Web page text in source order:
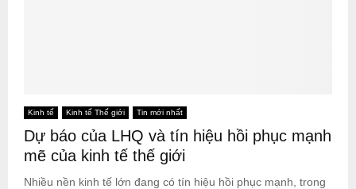
Kinh tế Kinh tế Thế giới Tin mới nhất
Dự báo của LHQ và tín hiệu hồi phục mạnh
mẽ của kinh tế thế giới
Nhiều nền kinh tế lớn đang có tín hiệu hồi phục mạnh, trong